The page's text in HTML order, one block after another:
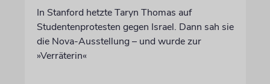
In Stanford hetzte Taryn Thomas auf
Studentenprotesten gegen Israel. Dann sah sie
die Nova-Ausstellung – und wurde zur
»Verräterin«